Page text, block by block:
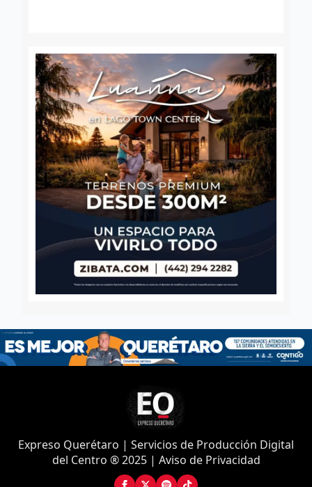
Expreso Querétaro | Servicios de Producción Digital
del Centro ® 2025 | Aviso de Privacidad